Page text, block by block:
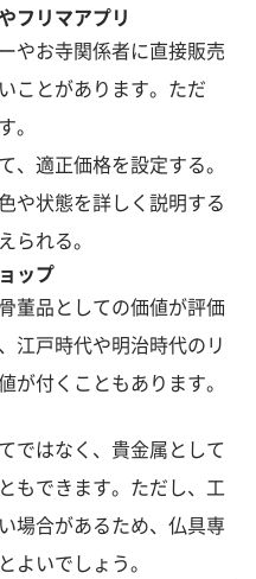
フリマアプリ
やお寺関係者に直接販売
ことがあります。ただ
。
、適正価格を設定する。
や状態を詳しく説明する
られる。
ップ
董品としての価値が評価
江戸時代や明治時代のリ
が付くこともあります。
ではなく、貴金属として
もできます。ただし、工
場合があるため、仏具専
よいでしょう。